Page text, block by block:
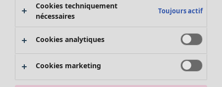
Promos SOLDES
Les promos de Gudrun Sjödén
Nouvel arrivage
Bonnes affaires en soldes - jusqu'à -70
Cookies techniquement
nécessaires
Toujours actif
Cookies analytiques
Cookies marketing